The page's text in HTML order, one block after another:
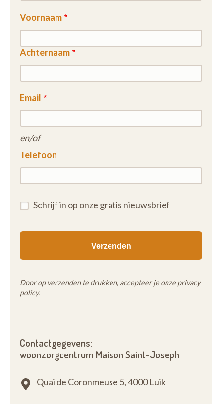
Voornaam
Achternaam
Email
en/of
Telefoon
Schrijf in op onze gratis nieuwsbrief
Door op verzenden te drukken, accepteer je onze privacy
policy.
Contactgegevens:
woonzorgcentrum Maison Saint-Joseph
Quai de Coronmeuse 5,4000 Luik